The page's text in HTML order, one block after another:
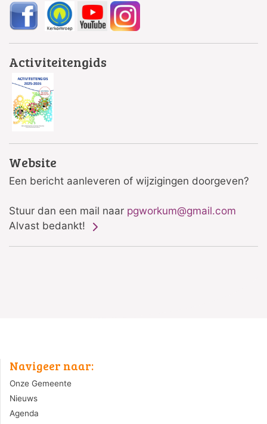
Activiteitengids
Website
Een bericht aanleveren of wijzigingen doorgeven?
Stuur dan een mail naar pgworkum@gmail.com
Alvast bedankt!
Navigeer naar:
Onze Gemeente
Nieuws
Agenda